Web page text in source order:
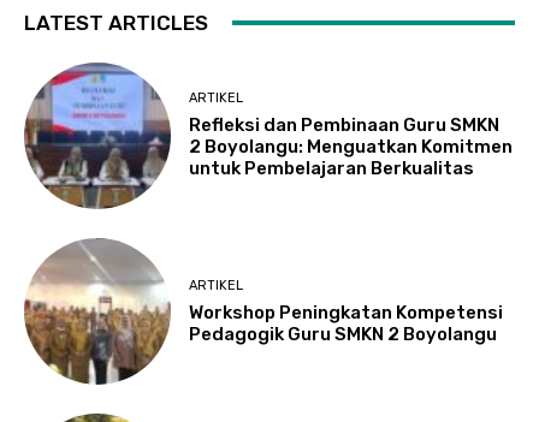
LATEST ARTICLES
ARTIKEL
Refleksi dan Pembinaan Guru SMKN
2 Boyolangu: Menguatkan Komitmen
untuk Pembelajaran Berkualitas
ARTIKEL
Workshop Peningkatan Kompetensi
Pedagogik Guru SMKN 2 Boyolangu